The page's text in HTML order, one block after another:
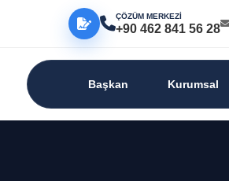
ÇÖZÜM MERKEZİ
+90 462 841 56 28
Başkan Kurumsal